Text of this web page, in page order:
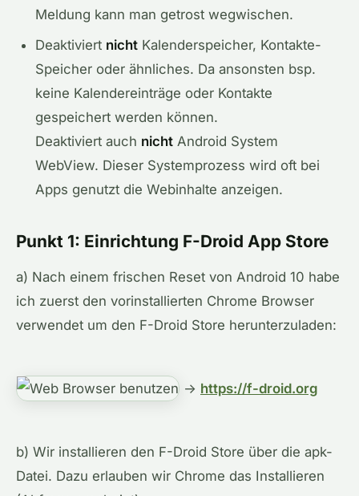
Meldung kann man getrost wegwischen.
Deaktiviert nicht Kalenderspeicher, Kontakte-
Speicher oder ähnliches. Da ansonsten bsp.
keine Kalendereinträge oder Kontakte
gespeichert werden können.
Deaktiviert auch nicht Android System
WebView. Dieser Systemprozess wird oft bei
Apps genutzt die Webinhalte anzeigen.
Punkt 1: Einrichtung F-Droid App Store
a) Nach einem frischen Reset von Android 10 habe
ich zuerst den vorinstallierten Chrome Browser
verwendet um den F-Droid Store herunterzuladen:
→ https://f-droid.org
b) Wir installieren den F-Droid Store über die apk-
Datei. Dazu erlauben wir Chrome das Installieren